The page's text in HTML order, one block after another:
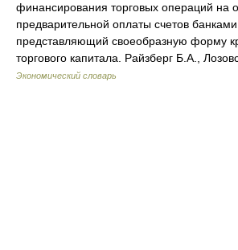
финансирования торговых операций на
предварительной оплаты счетов
представляющий своеобразную форму
торгового капитала. Райзберг Б.А.,
Экономический словарь